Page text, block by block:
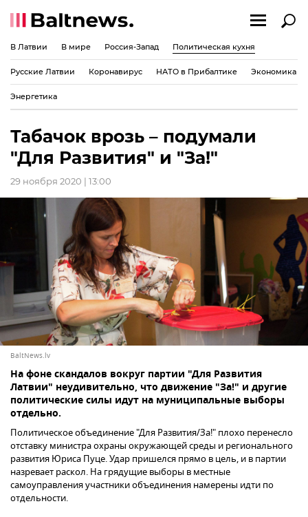
В Латвии В мире Россия-Запад Политическая кухня
Русские Латвии Коронавирус НАТО в Прибалтике Экономика
Энергетика
Табачок врозь – подумали
"Для Развития" и "За!"
29 ноября 2020 | 13:00
BaltNews.lv
На фоне скандалов вокруг партии "Для Развития
Латвии" неудивительно, что движение "За!" и другие
политические силы идут на муниципальные выборы
отдельно.
Политическое объединение "Для Развития/За!" плохо перенесло
отставку министра охраны окружающей среды и регионального
развития Юриса Пуце. Удар пришелся прямо в цель, и в партии
назревает раскол. На грядущие выборы в местные
самоуправления участники объединения намерены идти по
отдельности.